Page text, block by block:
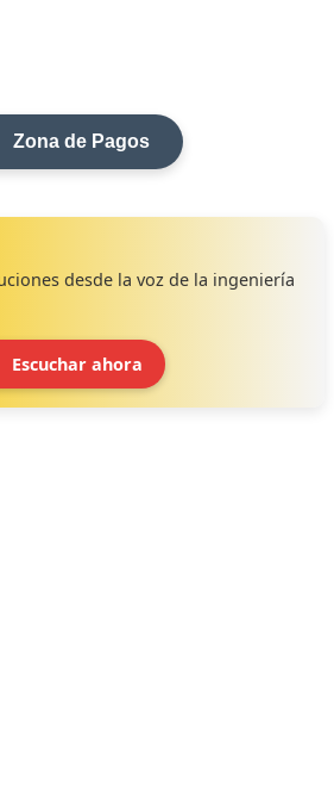
Zona de Pagos
desde la voz de la ingeniería
Escuchar ahora